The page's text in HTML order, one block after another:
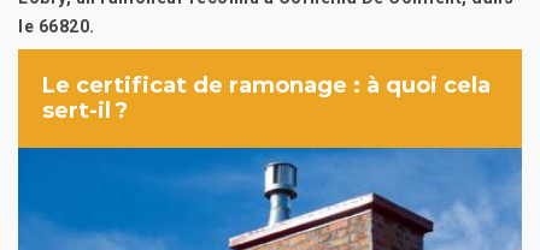
le 66820.
Le certificat de ramonage : à quoi cela
sert-il ?